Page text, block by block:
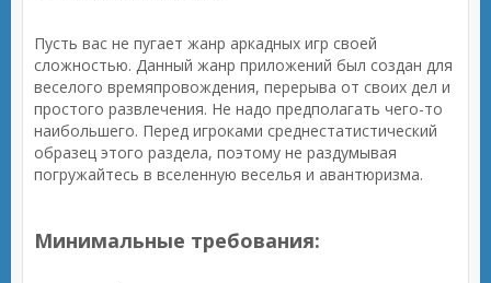
Пусть вас не пугает жанр аркадных игр своей
сложностью. Данный жанр приложений был создан для
веселого времяпровождения, перерыва от своих дел и
простого развлечения. Не надо предполагать чего-то
наибольшего. Перед игроками среднестатистический
образец этого раздела, поэтому не раздумывая
погружайтесь в вселенную веселья и авантюризма.
Минимальные требования: